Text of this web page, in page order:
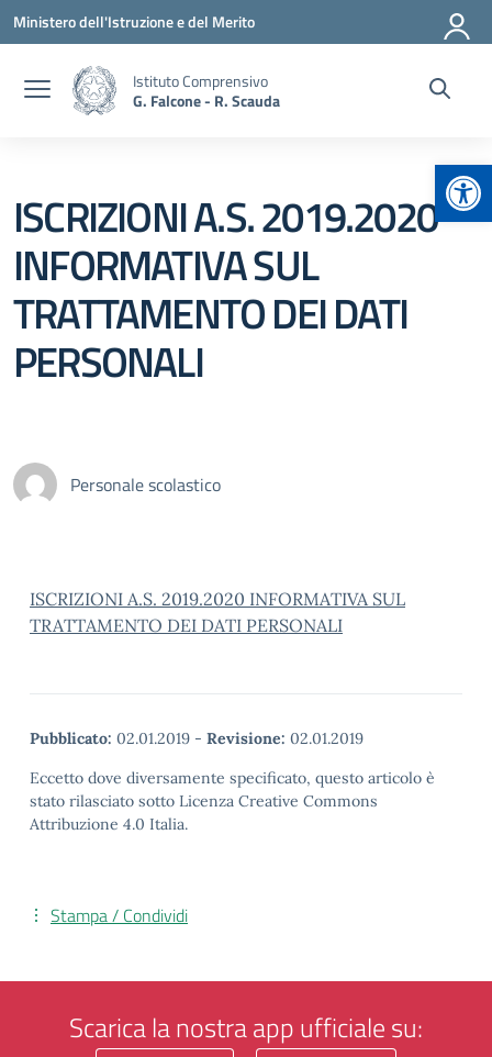
Vai ai contenuti
Vai al menu di navigazione
Vai al footer
Ministero dell'Istruzione e del Merito
Istituto Comprensivo
G. Falcone - R. Scauda
ISCRIZIONI A.S. 2019.2020
INFORMATIVA SUL
TRATTAMENTO DEI DATI
PERSONALI
Personale scolastico
ISCRIZIONI A.S. 2019.2020 INFORMATIVA SUL
TRATTAMENTO DEI DATI PERSONALI
Pubblicato: 02.01.2019 - Revisione: 02.01.2019
Eccetto dove diversamente specificato, questo articolo è
stato rilasciato sotto Licenza Creative Commons
Attribuzione 4.0 Italia.
Stampa / Condividi
Scarica la nostra app ufficiale su: